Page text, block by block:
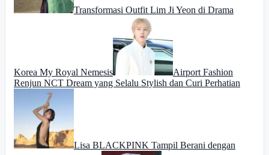
Transformasi Outfit Lim Ji Yeon di Drama
Korea My Royal Nemesis
Airport Fashion
Renjun NCT Dream yang Selalu Stylish dan Curi Perhatian
Lisa BLACKPINK Tampil Berani dengan